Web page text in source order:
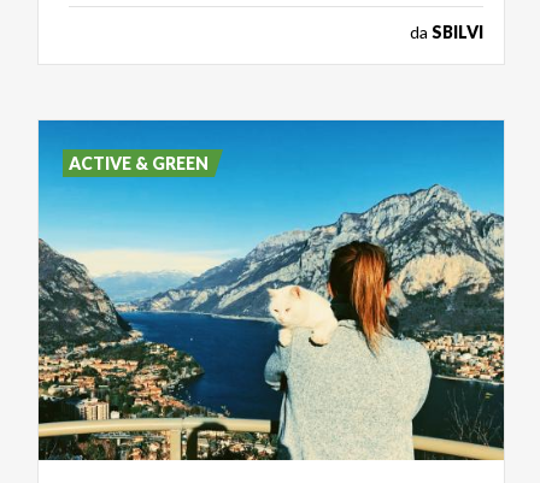
da SBILVI
ACTIVE & GREEN